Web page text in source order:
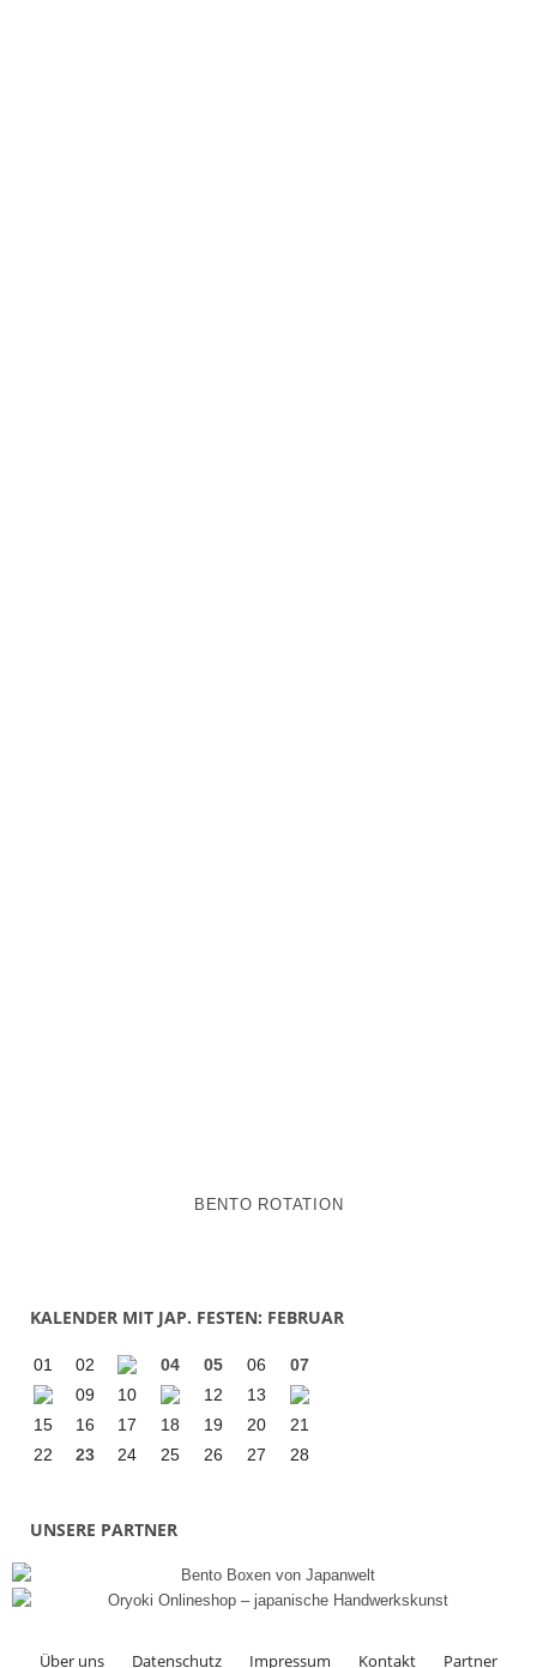
BENTO ROTATION
KALENDER MIT JAP. FESTEN: FEBRUAR
01 02 04 05 06
07
09
10 12
13
15
16 17 18 19 20
21
22
23 24 25 26 27 28
UNSERE PARTNER
Über uns Datenschutz Impressum Kontakt Partner